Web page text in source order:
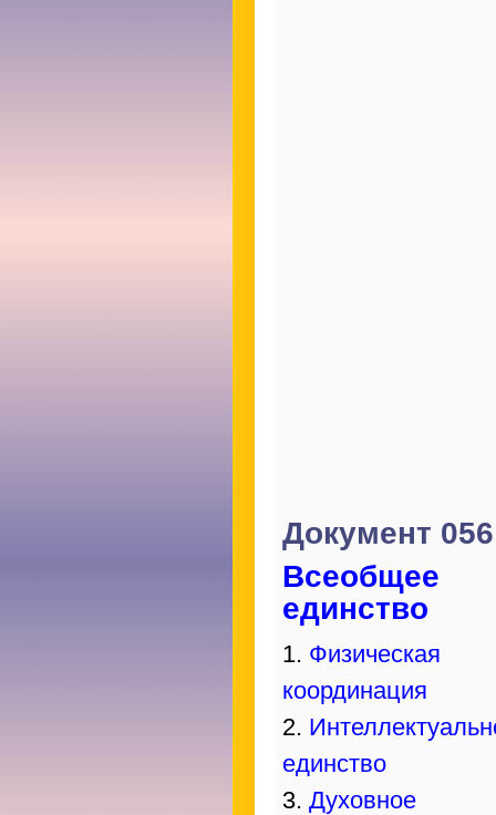
Документ
Всеобщее
единство
1. Физическая
координация
2.
единство
3. Духовное